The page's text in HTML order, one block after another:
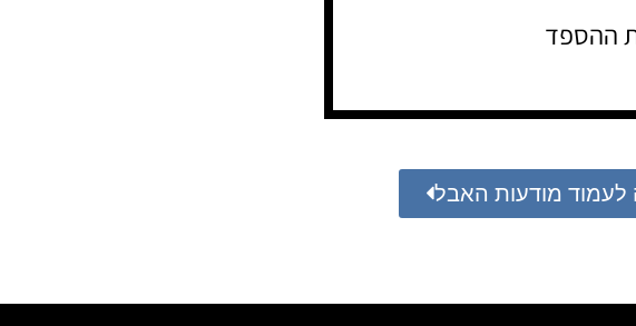
ההספד
לעמוד מודעות האבל